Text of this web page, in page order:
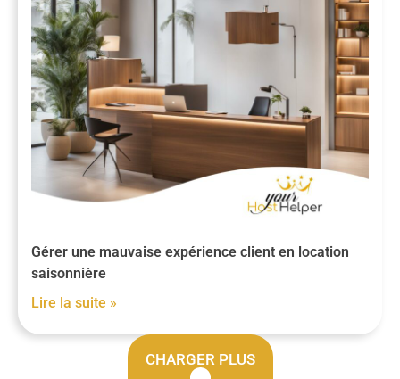
Gérer une mauvaise expérience client en location
saisonnière
Lire la suite »
CHARGER PLUS